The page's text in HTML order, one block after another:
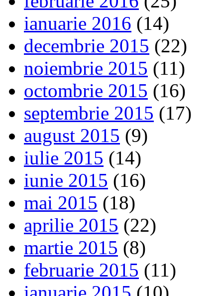
ianuarie 2016 (14)
decembrie 2015 (22)
noiembrie 2015 (11)
octombrie 2015 (16)
septembrie 2015 (17)
august 2015 (9)
iulie 2015 (14)
iunie 2015 (16)
mai 2015 (18)
aprilie 2015 (22)
martie 2015 (8)
februarie 2015 (11)